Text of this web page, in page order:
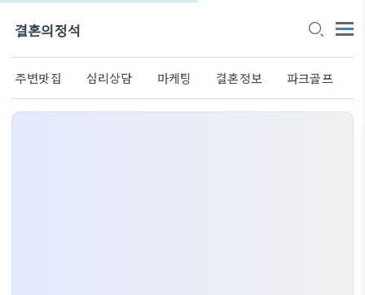
결혼의정석
주변맛집 심리상담 마케팅 결혼정보 파크골프